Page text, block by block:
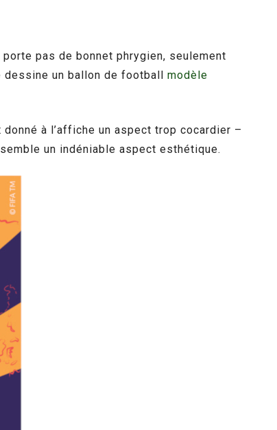
pas de bonnet phrygien, seulement
dessine un ballon de football modèle
à l’affiche un aspect trop cocardier –
un indéniable aspect esthétique.